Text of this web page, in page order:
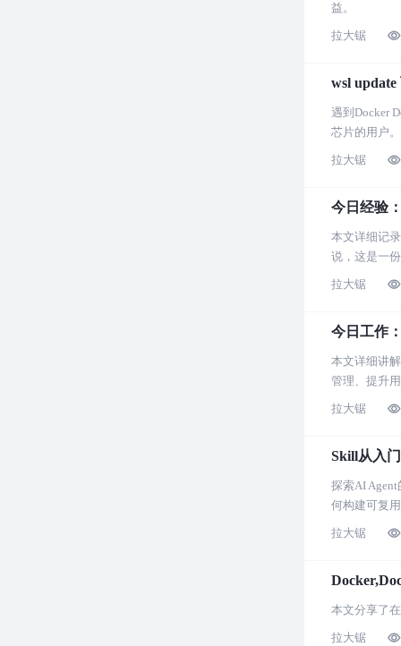
益。
拉大锯
wsl
遇到Docker
芯片的用户。
拉大锯
今日经验
本文详细记
说，这是一
拉大锯
今日工作
本文详细讲
管理、提升
拉大锯
Skill从入
探索AI
何构建可复
拉大锯
本文分享了
拉大锯